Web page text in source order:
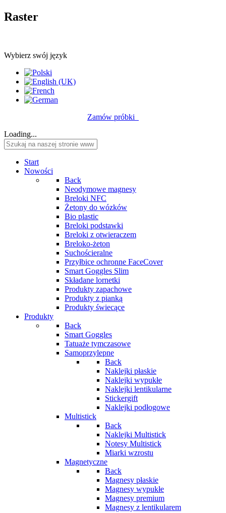
Raster
Wybierz swój język
Zamów próbki
Loading...
Start
Nowości
Back
Neodymowe magnesy
Breloki NFC
Żetony do wózków
Bio plastic
Breloki podstawki
Breloki z otwieraczem
Breloko-żeton
Suchościeralne
Przyłbice ochronne FaceCover
Smart Goggles Slim
Składane lornetki
Produkty zapachowe
Produkty z pianką
Produkty świecące
Produkty
Back
Smart Goggles
Tatuaże tymczasowe
Samoprzylepne
Back
Naklejki płaskie
Naklejki wypukłe
Naklejki lentikularne
Stickergift
Naklejki podłogowe
Multistick
Back
Naklejki Multistick
Notesy Multistick
Miarki wzrostu
Magnetyczne
Back
Magnesy płaskie
Magnesy wypukłe
Magnesy premium
Magnesy z lentikularem